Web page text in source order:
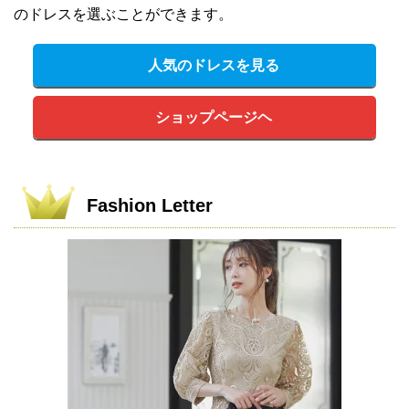
のドレスを選ぶことができます。
人気のドレスを見る
ショップページヘ
Fashion Letter